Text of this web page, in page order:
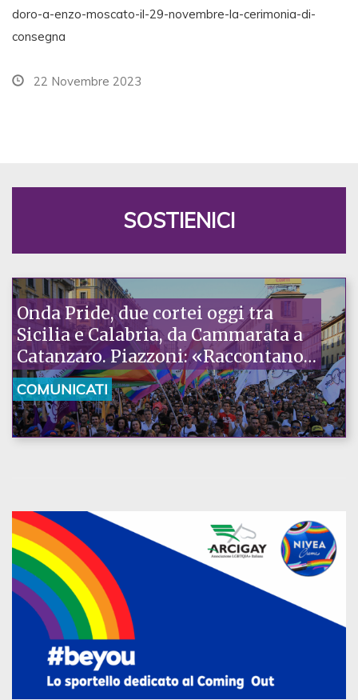
doro-a-enzo-moscato-il-29-novembre-la-cerimonia-di-
consegna
22 Novembre 2023
SOSTIENICI
Onda Pride, due cortei oggi tra
Sicilia e Calabria, da Cammarata a
Catanzaro. Piazzoni: «Raccontano
la nostra ostinazione»
COMUNICATI